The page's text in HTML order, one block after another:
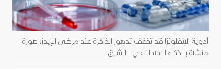
أدوية الإنفلونزا قد تخفف تدهور الذاكرة عند مرضى الإيدز، صورة
منشأة بالذكاء الاصطناعي - الشرق